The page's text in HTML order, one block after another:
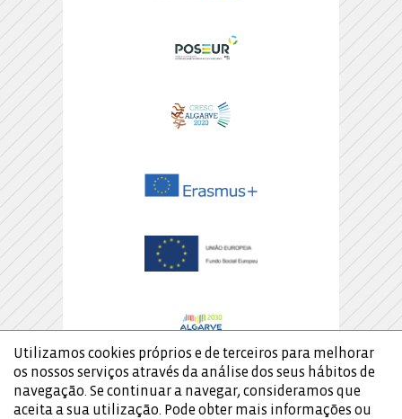
Utilizamos cookies próprios e de terceiros para melhorar
os nossos serviços através da análise dos seus hábitos de
navegação. Se continuar a navegar, consideramos que
aceita a sua utilização. Pode obter mais informações ou